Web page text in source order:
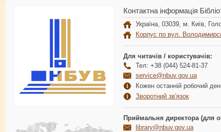
Контактна інформація
Україна, 03039, м. Київ,
Корпус по вул.
Для читачів / користувачів:
Тел: +38 (044) 524-81-37
service@nbuv.gov.ua
Кожен останній робочий
Зворотний зв'язок
Приймальня директора (для
library@nbuv.gov.ua